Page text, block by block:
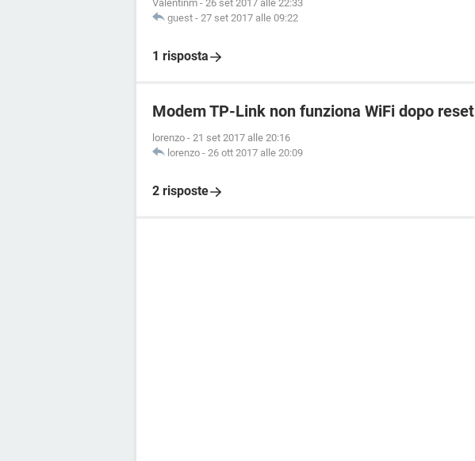
Valentinm - 26 set 2017 alle 22:33
guest - 27 set 2017 alle 09:22
1 risposta
Modem TP-Link non funziona WiFi dopo reset
lorenzo - 21 set 2017 alle 20:16
lorenzo - 26 ott 2017 alle 20:09
2 risposte